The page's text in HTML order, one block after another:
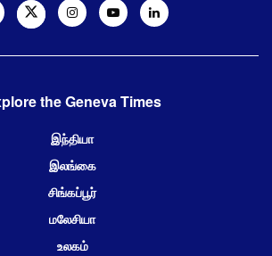
the Geneva Times
இந்தியா
இலங்கை
சிங்கப்பூர்
மலேசியா
உலகம்